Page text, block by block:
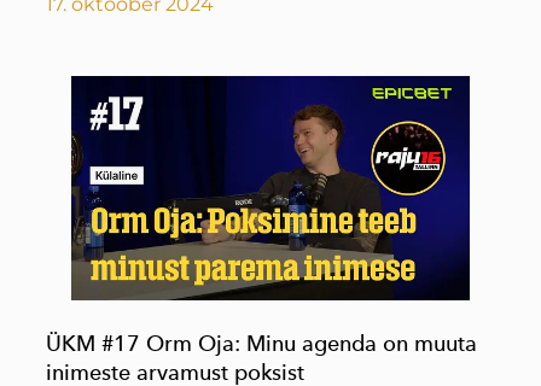
ÜKM #17 Orm Oja: Minu agenda on muuta
inimeste arvamust poksist